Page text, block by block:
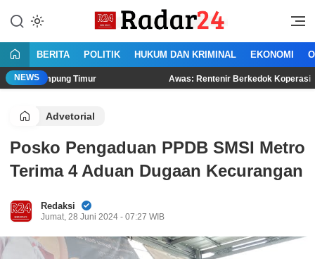
konten
Radar24.co.id
Jujur Lantang Bersuara
BERITA POLITIK HUKUM DAN KRIMINAL EKONOMI
NEWS
Timur Awas: Rentenir Berkedok Koperasi Menjamur
Advetorial
Posko Pengaduan PPDB SMSI Metro
Terima 4 Aduan Dugaan Kecurangan
Redaksi
Jumat, 28 Juni 2024 - 07:27 WIB